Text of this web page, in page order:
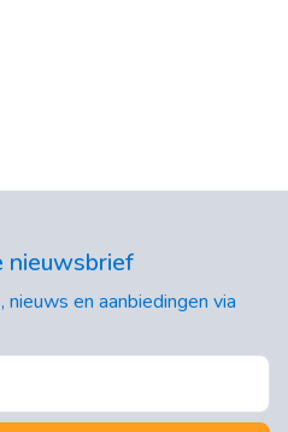
nieuwsbrief
en aanbiedingen via